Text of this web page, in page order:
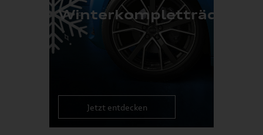
Winterkompletträder
Jetzt entdecken